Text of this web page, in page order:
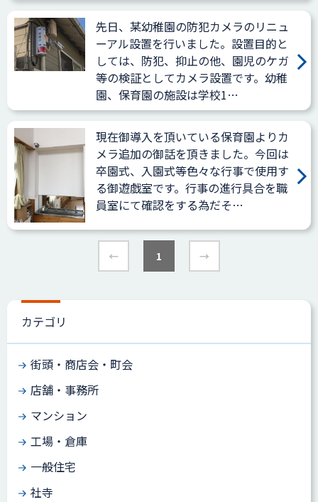
先日、某幼稚園の防犯カメラのリニュ
ーアル設置を行いました。設置目的と
しては、防犯、抑止の他、園児のケガ
等の検証としてカメラ設置です。幼稚
園、保育園の施設は学校1…
現在御導入を頂いている保育園よりカ
メラ追加の御話を頂きました。今回は
卒園式、入園式等色々な行事で使用す
る御遊戯室です。行事の進行具合を職
員室にて確認をする為だそ…
← 1 →
カテゴリ
街頭・商店会・町会
店舗・事務所
マンション
工場・倉庫
一般住宅
社寺